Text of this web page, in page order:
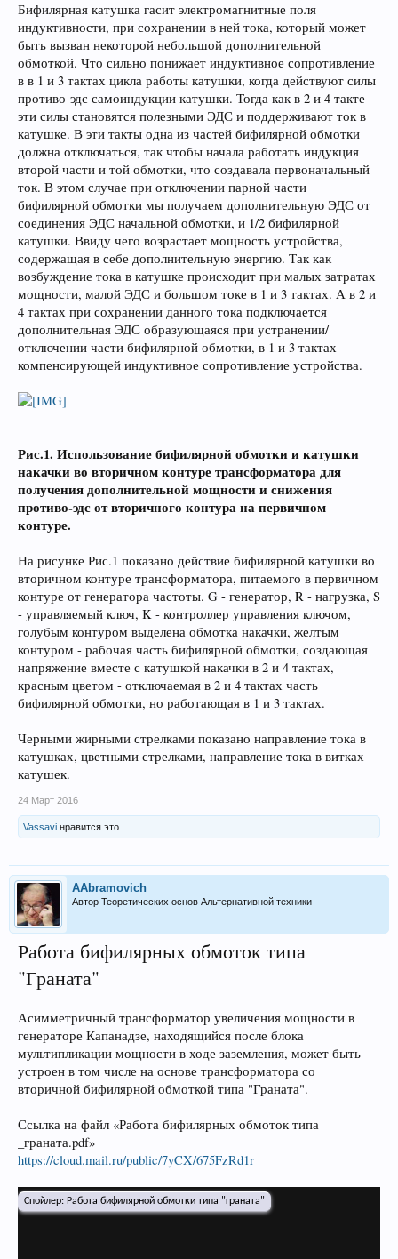
Бифилярная катушка гасит электромагнитные поля
индуктивности, при сохранении в ней тока, который может
быть вызван некоторой небольшой дополнительной
обмоткой. Что сильно понижает индуктивное сопротивление
в в 1 и 3 тактах цикла работы катушки, когда действуют силы
противо-эдс самоиндукции катушки. Тогда как в 2 и 4 такте
эти силы становятся полезными ЭДС и поддерживают ток в
катушке. В эти такты одна из частей бифилярной обмотки
должна отключаться, так чтобы начала работать индукция
второй части и той обмотки, что создавала первоначальный
ток. В этом случае при отключении парной части
бифилярной обмотки мы получаем дополнительную ЭДС от
соединения ЭДС начальной обмотки, и 1/2 бифилярной
катушки. Ввиду чего возрастает мощность устройства,
содержащая в себе дополнительную энергию. Так как
возбуждение тока в катушке происходит при малых затратах
мощности, малой ЭДС и большом токе в 1 и 3 тактах. А в 2 и
4 тактах при сохранении данного тока подключается
дополнительная ЭДС образующаяся при устранении/
отключении части бифилярной обмотки, в 1 и 3 тактах
компенсирующей индуктивное сопротивление устройства.
Рис.1. Использование бифилярной обмотки и катушки
накачки во вторичном контуре трансформатора для
получения дополнительной мощности и снижения
противо-эдс от вторичного контура на первичном
контуре.
На рисунке Рис.1 показано действие бифилярной катушки во
вторичном контуре трансформатора, питаемого в первичном
контуре от генератора частоты. G - генератор, R - нагрузка, S
- управляемый ключ, K - контроллер управления ключом,
голубым контуром выделена обмотка накачки, желтым
контуром - рабочая часть бифилярной обмотки, создающая
напряжение вместе с катушкой накачки в 2 и 4 тактах,
красным цветом - отключаемая в 2 и 4 тактах часть
бифилярной обмотки, но работающая в 1 и 3 тактах.
Черными жирными стрелками показано направление тока в
катушках, цветными стрелками, направление тока в витках
катушек.
24 Март 2016
Vassavi нравится это.
AAbramovich
Автор Теоретических основ Альтернативной техники
Работа бифилярных обмоток типа
"Граната"
Асимметричный трансформатор увеличения мощности в
генераторе Капанадзе, находящийся после блока
мультипликации мощности в ходе заземления, может быть
устроен в том числе на основе трансформатора со
вторичной бифилярной обмоткой типа "Граната".
Ссылка на файл «Работа бифилярных обмоток типа
_граната.pdf»
https://cloud.mail.ru/public/7yCX/675FzRd1r
Спойлер: Работа бифилярной обмотки типа "граната"